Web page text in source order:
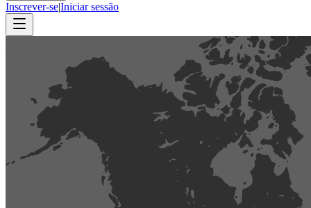
Inscrever-se|Iniciar sessão